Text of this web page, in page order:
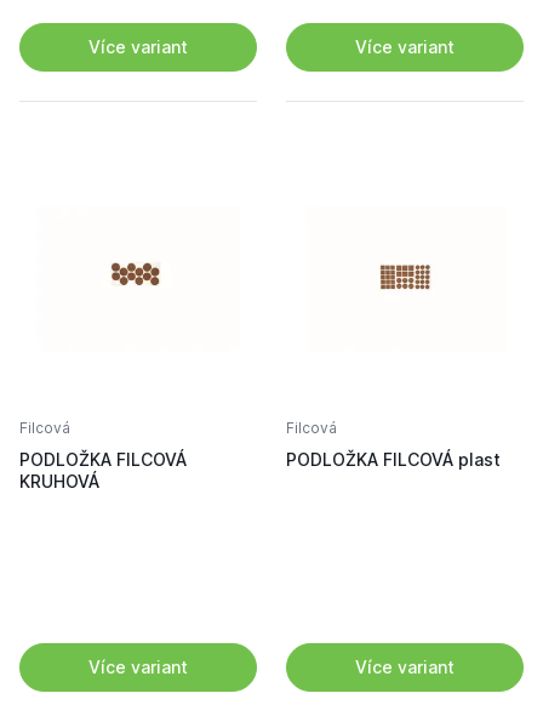
Více variant Více variant
Filcová
PODLOŽKA FILCOVÁ
KRUHOVÁ
Více variant
Filcová
PODLOŽKA FILCOVÁ plast
Více variant